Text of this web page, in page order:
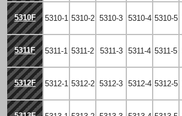
5310F 5310-1 5310-2 5310-3 5310-4 5310-5
5311F 5311-1 5311-2 5311-3 5311-4 5311-5
5312F 5312-1 5312-2 5312-3 5312-4 5312-5